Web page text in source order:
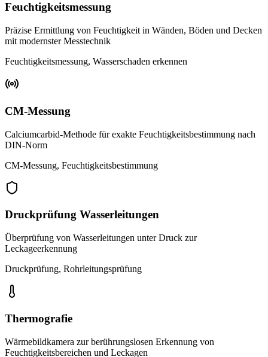
Feuchtigkeitsmessung
Präzise Ermittlung von Feuchtigkeit in Wänden, Böden und Decken
mit modernster Messtechnik
Feuchtigkeitsmessung, Wasserschaden erkennen
CM-Messung
Calciumcarbid-Methode für exakte Feuchtigkeitsbestimmung nach
DIN-Norm
CM-Messung, Feuchtigkeitsbestimmung
Druckprüfung Wasserleitungen
Überprüfung von Wasserleitungen unter Druck zur
Leckageerkennung
Druckprüfung, Rohrleitungsprüfung
Thermografie
Wärmebildkamera zur berührungslosen Erkennung von
Feuchtigkeitsbereichen und Leckagen